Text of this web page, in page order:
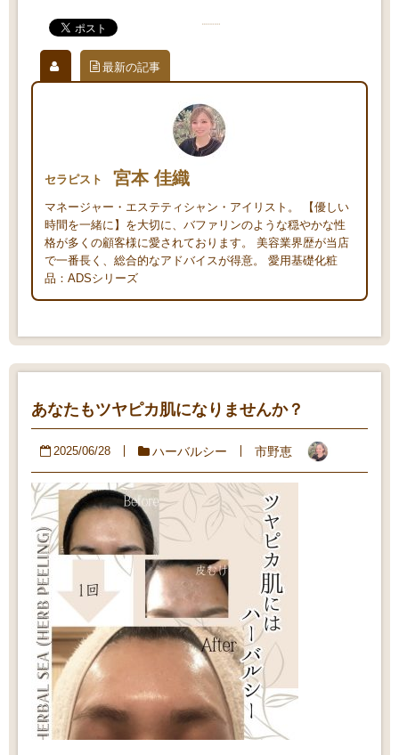
最新の記事
セラピスト 宮本 佳織
マネージャー・エステティシャン・アイリスト。 【優しい
時間を一緒に】を大切に、バファリンのような穏やかな性
格が多くの顧客様に愛されております。 美容業界歴が当店
で一番長く、総合的なアドバイスが得意。 愛用基礎化粧
品：ADSシリーズ
あなたもツヤピカ肌になりませんか？
2025/06/28 ハーバルシー 市野恵